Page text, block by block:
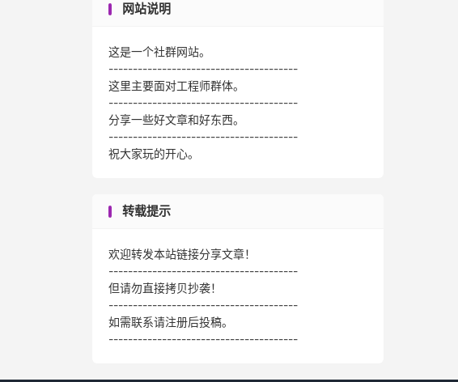
网站说明
这是一个社群网站。
---------------------------------------
这里主要面对工程师群体。
---------------------------------------
分享一些好文章和好东西。
---------------------------------------
祝大家玩的开心。
转载提示
欢迎转发本站链接分享文章！
---------------------------------------
但请勿直接拷贝抄袭！
---------------------------------------
如需联系请注册后投稿。
---------------------------------------